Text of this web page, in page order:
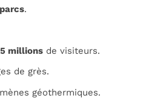
.
millions de visiteurs.
de grès.
géothermiques.